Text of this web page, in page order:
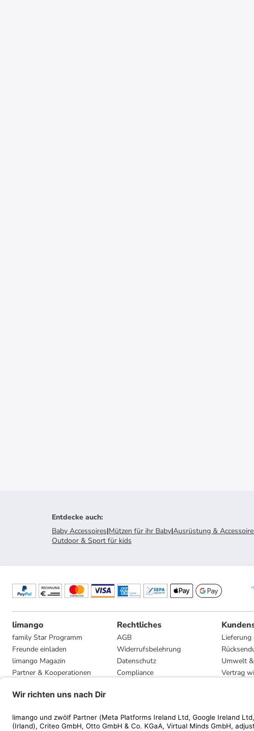
Entdecke auch:
Baby Accessoires|Mützen für ihr Baby|Ausrüstung &
Outdoor & Sport für kids
limango
family Star Programm
Freunde einladen
limango Magazin
Partner & Kooperationen
Presse
Rechtliches
AGB
Widerrufsbelehrung
Datenschutz
Compliance
Lieferung
Umwelt
Vertrag